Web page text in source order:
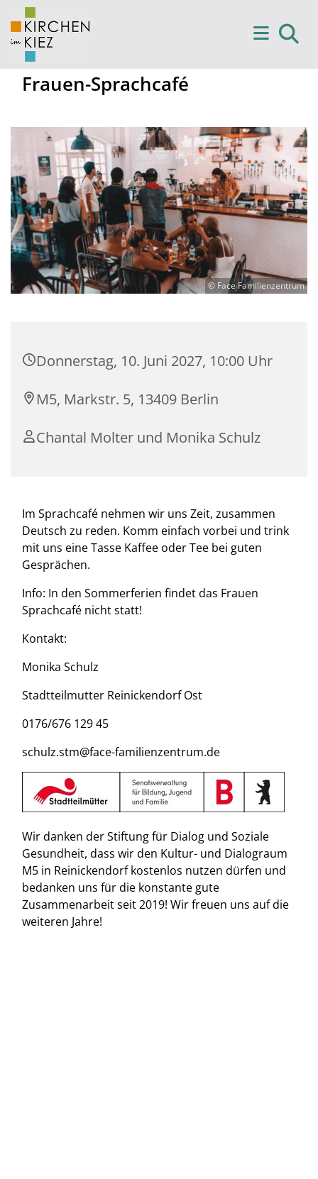
Frauen-Sprachcafé
© Face Familienzentrum
Donnerstag, 10. Juni 2027, 10:00 Uhr
M5, Markstr. 5, 13409 Berlin
Chantal Molter und Monika Schulz
Im Sprachcafé nehmen wir uns Zeit, zusammen
Deutsch zu reden. Komm einfach vorbei und trink
mit uns eine Tasse Kaffee oder Tee bei guten
Gesprächen.
Info: In den Sommerferien findet das Frauen
Sprachcafé nicht statt!
Kontakt:
Monika Schulz
Stadtteilmutter Reinickendorf Ost
0176/676 129 45
schulz.stm@face-familienzentrum.de
Wir danken der Stiftung für Dialog und Soziale
Gesundheit, dass wir den Kultur- und Dialograum
M5 in Reinickendorf kostenlos nutzen dürfen und
bedanken uns für die konstante gute
Zusammenarbeit seit 2019! Wir freuen uns auf die
weiteren Jahre!